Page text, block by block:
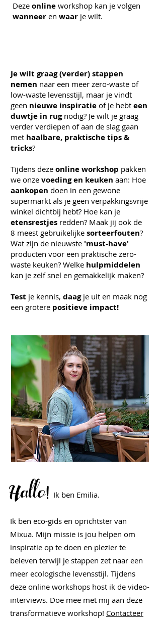
Deze online workshop kan je volgen
wanneer en waar je wilt.
Je wilt graag (verder) stappen
nemen naar een meer zero-waste of
low-waste levensstijl, maar je vindt
geen nieuwe inspiratie of je hebt een
duwtje in rug nodig? Je wilt je graag
verder verdiepen of aan de slag gaan
met haalbare, praktische tips &
tricks?
Tijdens deze online workshop pakken
we onze voeding en keuken aan: Hoe
aankopen doen in een gewone
supermarkt als je geen verpakkingsvrije
winkel dichtbij hebt? Hoe kan je
etensrestjes redden? Maak jij ook de
8 meest gebruikelijke sorteerfouten?
Wat zijn de nieuwste 'must-have'
producten voor een praktische zero-
waste keuken? Welke hulpmiddelen
kan je zelf snel en gemakkelijk maken?
Test je kennis, daagje uit en maak nog
een grotere positieve impact!
Hallo! Ik ben Emilia.
Ik ben eco-gids en oprichtster van
Mixua. Mijn missie is jou helpen om
inspiratie op te doen en plezier te
beleven terwijl je stappen zet naar een
meer ecologische levensstijl. Tijdens
deze online workshops host ik de video-
interviews. Doe mee met mij aan deze
transformatieve workshop! Contacteer